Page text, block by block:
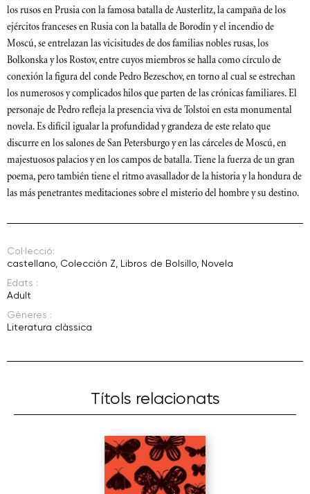
los rusos en Prusia con la famosa batalla de Austerlitz, la campaña de los
ejércitos franceses en Rusia con la batalla de Borodín y el incendio de
Moscú, se entrelazan las vicisitudes de dos familias nobles rusas, los
Bolkonska y los Rostov, entre cuyos miembros se halla como círculo de
conexión la figura del conde Pedro Bezeschov, en torno al cual se estrechan
los numerosos y complicados hilos que parten de las crónicas familiares. El
personaje de Pedro refleja la presencia viva de Tolstoi en esta monumental
novela. Es difícil igualar la profundidad y grandeza de este relato que
discurre en los salones de San Petersburgo y en las cárceles de Moscú, en
majestuosos palacios y en los campos de batalla. Tiene la fuerza de un gran
poema, pero también tiene el ritmo avasallador de la historia y la hondura de
las más penetrantes meditaciones sobre el misterio del hombre y su destino.
Col·lecció:
castellano, Colección Z, Libros de Bolsillo, Novela
Edats :
Adult
Gèneres :
Literatura clàssica
Títols relacionats